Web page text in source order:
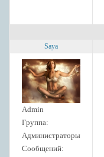
Saya
Admin
Группа:
Администраторы
Сообщений: